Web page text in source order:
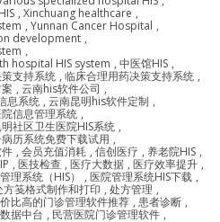
, Xinchuang healthcare ,
, Yunnan Cancer Hospital ,
development ,
,
hospital HIS system , 中医馆HIS ,
支持系统 , 临床合理用药决策支持系统 ,
, 云南his软件公司 ,
息系统 , 云南昆明his软件定制 ,
信息管理系统 ,
社区卫生医院HIS系统 ,
历系统免费下载试用 ,
, 会员充值消耗 , 信创医疗 , 养老院HIS ,
, 医技检查 , 医疗大数据 , 医疗效率提升 ,
理系统（HIS） , 医院管理系统HIS下载 ,
方笺格式制作和打印 , 处方管理 ,
比高的门诊管理软件推荐 , 患者诊断 ,
数据中台 , 民营医院门诊管理软件 ,